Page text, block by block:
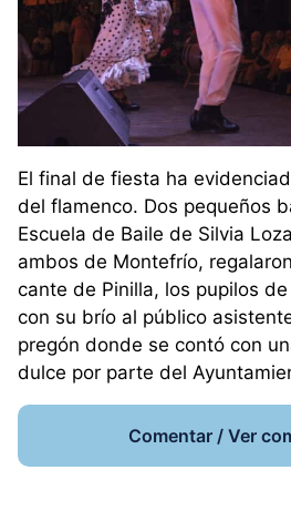
El final de fiesta ha
del flamenco. Dos pequeños
Escuela de Baile de Silvia
ambos de Montefrío,
cante de Pinilla, los pupilos
con su brío al público
pregón donde se contó con
dulce por parte del
Comentar / Ver